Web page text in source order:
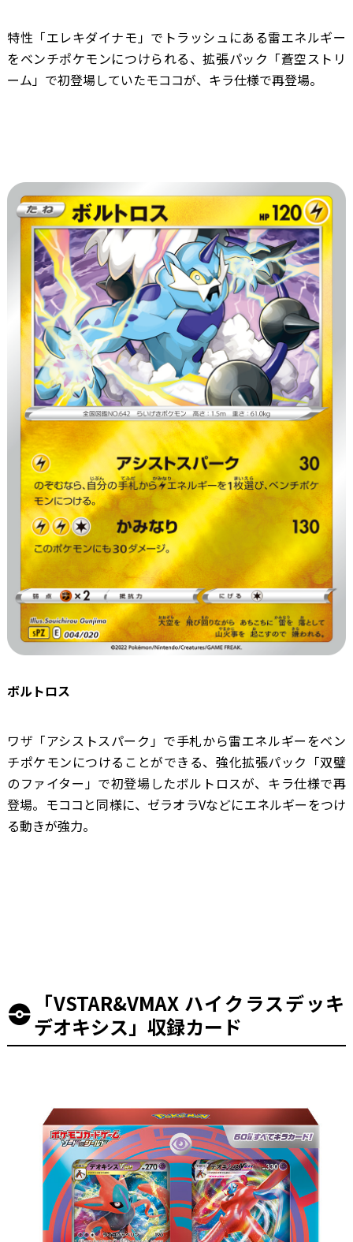
特性「エレキダイナモ」でトラッシュにある雷エネルギー
をベンチポケモンにつけられる、拡張パック「蒼空ストリ
ーム」で初登場していたモココが、キラ仕様で再登場。
ボルトロス
ワザ「アシストスパーク」で手札から雷エネルギーをベン
チポケモンにつけることができる、強化拡張パック「双璧
のファイター」で初登場したボルトロスが、キラ仕様で再
登場。モココと同様に、ゼラオラVなどにエネルギーをつけ
る動きが強力。
「VSTAR&VMAX ハイクラスデッキ
デオキシス」収録カード